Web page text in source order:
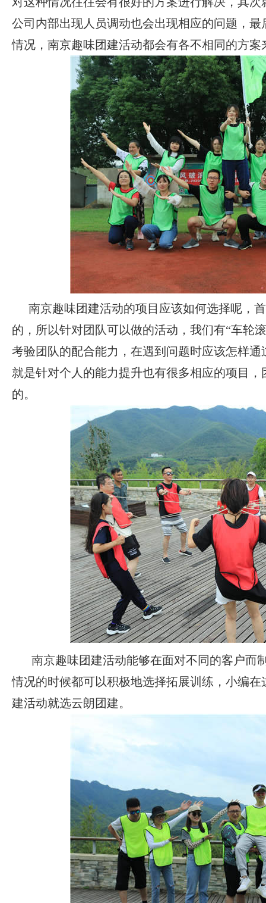
公司内部出现人员调动也会出现相应的问题，
情况， 南京趣味团建活动都会有各不相同的方案
南京趣味团建活动的项目应该如何选择呢，
的，所以针对团队可以做的活动，我们有“车轮
考验团队的配合能力，在遇到问题时应该怎样
就是针对个人的能力提升也有很多相应的项目
的。
南京趣味团建活动能够在面对不同的客户而
情况的时候都可以积极地选择拓展训练，小编
建活动就选云朗团建。